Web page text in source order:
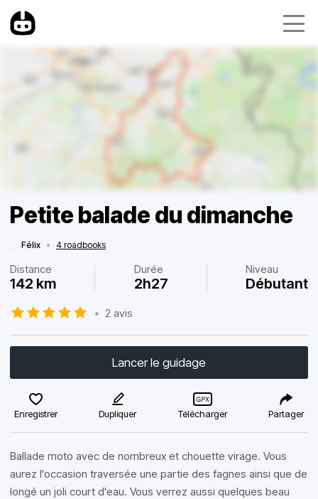
Petite balade du dimanche
Félix • 4 roadbooks
Distance
142 km
Durée
2h27
Niveau
Débutant
• 2 avis
Lancer le guidage
Enregistrer Dupliquer Télécharger Partager
Ballade moto avec de nombreux et chouette virage. Vous
aurez l'occasion traversée une partie des fagnes ainsi que de
longé un joli court d'eau. Vous verrez aussi quelques beau